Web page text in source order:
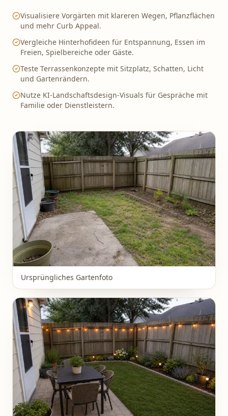
Visualisiere Vorgärten mit klareren Wegen, Pflanzflächen
und mehr Curb Appeal.
Vergleiche Hinterhofideen für Entspannung, Essen im
Freien, Spielbereiche oder Gäste.
Teste Terrassenkonzepte mit Sitzplatz, Schatten, Licht
und Gartenrändern.
Nutze KI-Landschaftsdesign-Visuals für Gespräche mit
Familie oder Dienstleistern.
Ursprüngliches Gartenfoto